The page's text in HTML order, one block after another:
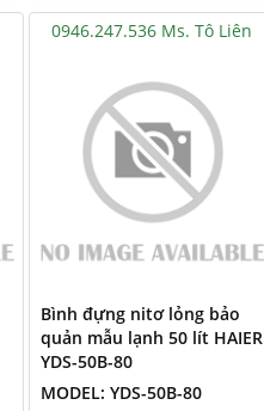
0946.247.536 Ms. Tô Liên
Bình đựng nitơ lỏng bảo
quản mẫu lạnh 50 lít HAIER
YDS-50B-80
MODEL: YDS-50B-80